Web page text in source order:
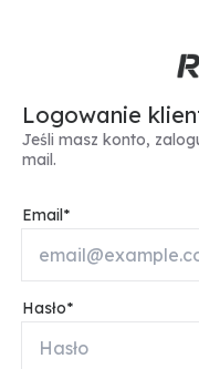
Logowanie
Jeśli masz konto,
mail.
Email
Hasło